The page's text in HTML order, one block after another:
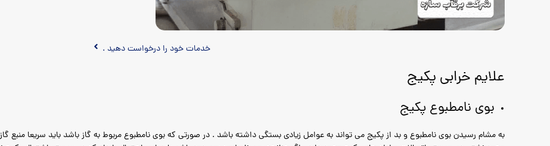
خدمات خود را درخواست دهید .
علایم خرابی پکیج
بوی نامطبوع پکیج
به مشام رسیدن بوی نامطبوع و بد از پکیج می تواند به عوامل زیادی بستگی داشته باشد . در صورتی که بوی نامطبوع مربوط به گاز باشد باید سریعا منبع